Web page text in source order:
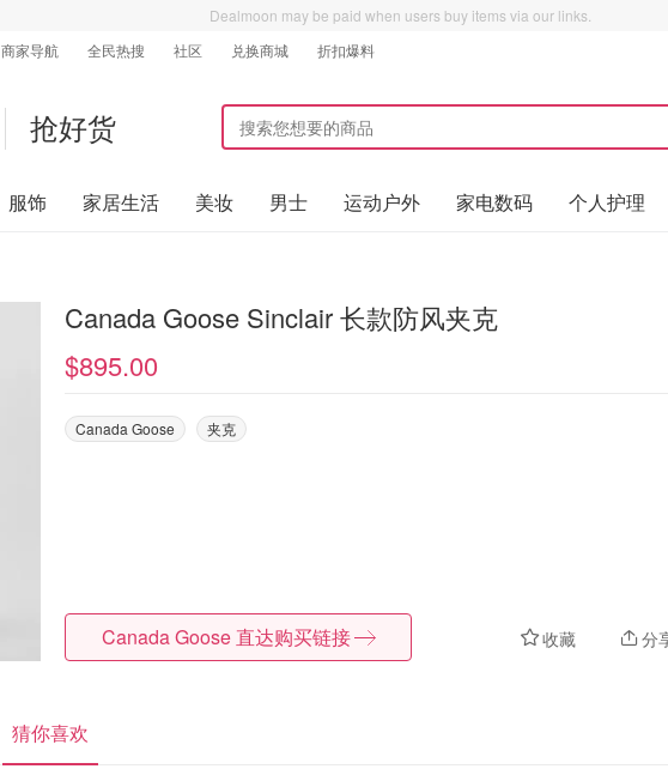
Dealmoon may be paid when users buy items via our links.
商家导航 全民热搜 社区 兑换商城 折扣爆料
抢好货
服饰 家居生活 美妆 男士 运动户外 家电数码 个人护理
Canada Goose Sinclair 长款防风夹克
$895.00
Canada Goose 夹克
收藏 分
Canada Goose 直达购买链接
猜你喜欢